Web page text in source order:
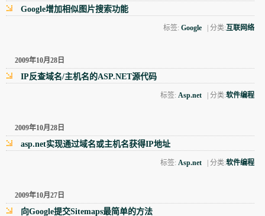
Google增加相似图片搜索功能
标签:Google | 分类:互联网络
2009年10月28日
IP反查域名/主机名的ASP.NET源代码
标签:Asp.net | 分类:软件编程
2009年10月28日
asp.net实现通过域名或主机名获得IP地址
标签:Asp.net | 分类:软件编程
2009年10月27日
向Google提交Sitemaps最简单的方法